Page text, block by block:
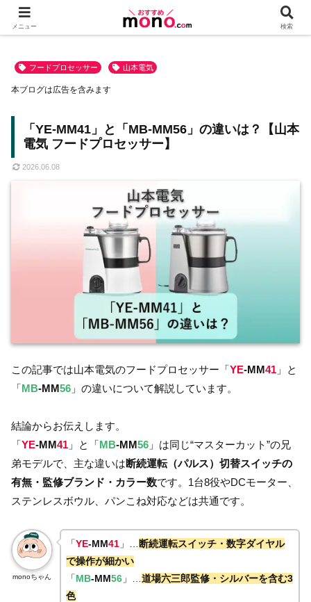
フードプロセッサー 山本電気
「YE-MM41」と「MB-MM56」の違いは？【山本
電気 フードプロセッサー】
2026.06.08
本ブログは広告を含みます
この記事では山本電気のフードプロセッサー「YE-MM41 」と
「MB-MM56 」の違いについて解説しています。
結論からお伝えします。
「YE-MM41 」と「MB-MM56 」は同じ“マスターカット”の兄
弟モデルで、主な違いは断続運転（パルス）切替スイッチの
有無・監修ブランド・カラー数です。1台8役やDCモーター、
ステンレスボウル、パンこね対応などは共通です。
monoちゃん
「YE-MM41 」… 断続運転スイッチ・数字ダイヤル
で操作が細かい
「MB-MM56 」… 道場六三郎監修・シルバーを含む3
色
メニュー 検索